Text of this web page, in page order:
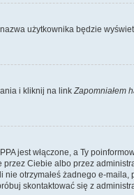
nazwa użytkownika będzie
i kliknij na linkZapomniałem
jest włączone, a Ty
Ciebie albo przez
otrzymałeś żadnego e-
skontaktować się z